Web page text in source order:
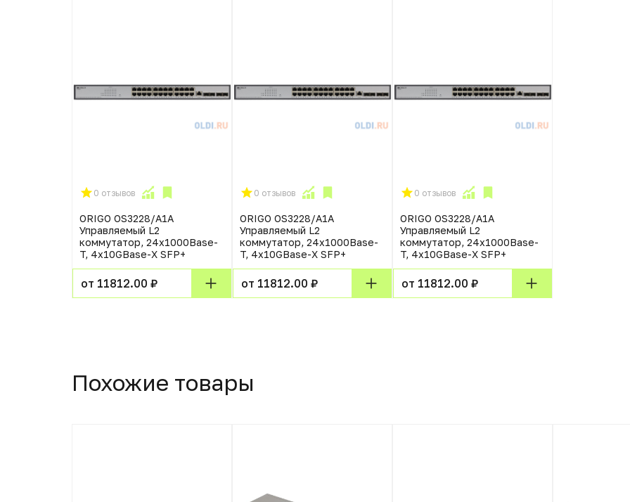
0 отзывов
ORIGO OS3228/A1A
Управляемый L2
коммутатор, 24x1000Base-
T, 4x10GBase-X SFP+
от 11812.00 ₽
0 отзывов
ORIGO OS3228/A1A
Управляемый L2
коммутатор, 24x1000Base-
T, 4x10GBase-X SFP+
от 11812.00 ₽
0 отзывов
ORIGO OS3228/A1A
Управляемый L2
коммутатор, 24x1000Base-
T, 4x10GBase-X SFP+
от 11812.00 ₽
Похожие товары